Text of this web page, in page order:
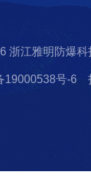
浙江雅明防爆
19000538号-6